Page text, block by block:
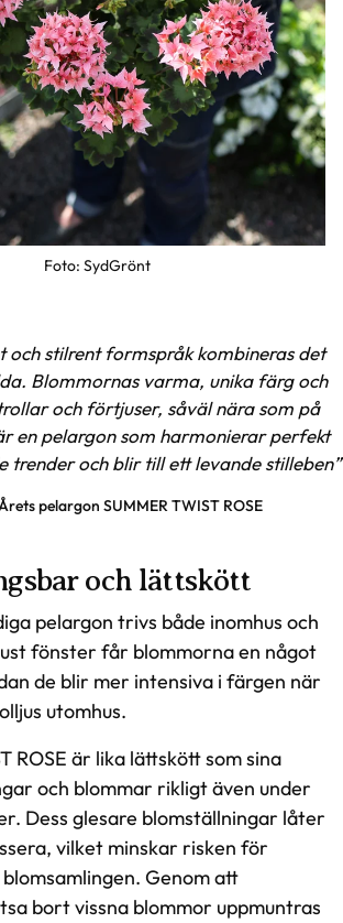
Foto: SydGrönt
pelargon SUMMER TWIST ROSE
och stilrent formspråk kombineras det
Blommornas varma, unika färg och
och förtjuser, såväl nära som på
en pelargon som harmonierar perfekt
trender och blir till ett levande stilleben
och lättskött
pelargon trivs både inomhus och
fönster får blommorna en något
de blir mer intensiva i färgen när
utomhus.
ROSE är lika lättskött som sina
och blommar rikligt även under
Dess glesare blomställningar låter
vilket minskar risken för
Genom att
bort vissna blommor uppmuntras